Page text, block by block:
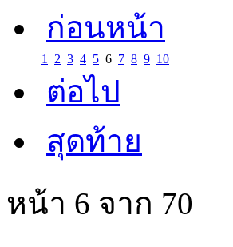
ก่อนหน้า
1 2 3 4 5 6 7 8 9 10
ต่อไป
สุดท้าย
หน้า 6 จาก 70